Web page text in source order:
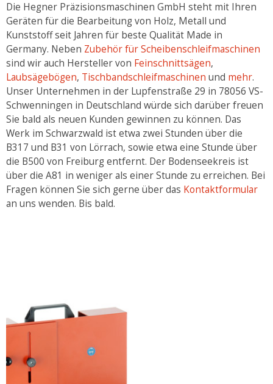
Die Hegner Präzisionsmaschinen GmbH steht mit Ihren
Geräten für die Bearbeitung von Holz, Metall und
Kunststoff seit Jahren für beste Qualität Made in
Germany. Neben Zubehör für Scheibenschleifmaschinen
sind wir auch Hersteller von Feinschnittsägen,
Laubsägebögen, Tischbandschleifmaschinen und mehr.
Unser Unternehmen in der Lupfenstraße 29 in 78056 VS-
Schwenningen in Deutschland würde sich darüber freuen
Sie bald als neuen Kunden gewinnen zu können. Das
Werk im Schwarzwald ist etwa zwei Stunden über die
B317 und B31 von Lörrach, sowie etwa eine Stunde über
die B500 von Freiburg entfernt. Der Bodenseekreis ist
über die A81 in weniger als einer Stunde zu erreichen. Bei
Fragen können Sie sich gerne über das Kontaktformular
an uns wenden. Bis bald.